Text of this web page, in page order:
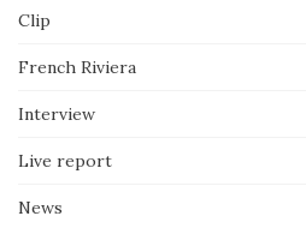
Clip
French Riviera
Interview
Live report
News